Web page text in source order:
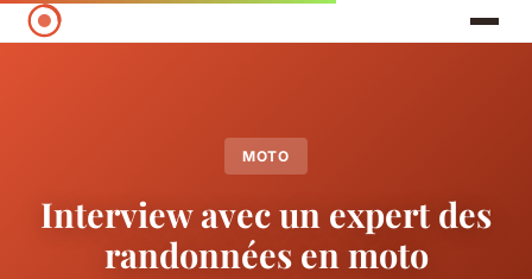
MOTO
Interview avec un expert des
randonnées en moto